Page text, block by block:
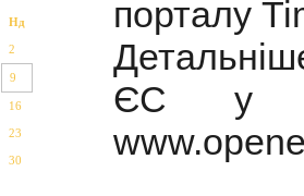
Нд
2
9
16
23
30
порталу
ЄС у